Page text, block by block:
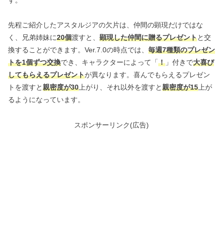
先程ご紹介したアスタルジアの欠片は、仲間の顕現だけではな
く、兄弟姉妹に20個渡すと、 顕現した仲間に贈るプレゼントと交
換することができます。Ver.7.0の時点では、 毎週7種類のプレゼン
トを1個ずつ交換でき、キャラクターによって「！ 」付きで大喜び
してもらえるプレゼントが異なります。喜んでもらえるプレゼン
トを渡すと親密度が30上がり、それ以外を渡すと親密度が15上が
るようになっています。
スポンサーリンク(広告)